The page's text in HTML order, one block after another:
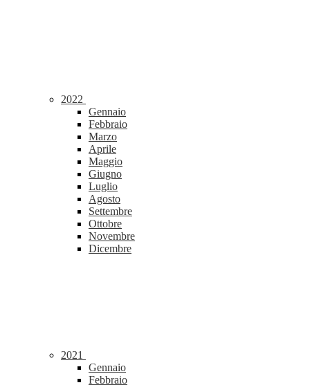
2022
Gennaio
Febbraio
Marzo
Aprile
Maggio
Giugno
Luglio
Agosto
Settembre
Ottobre
Novembre
Dicembre
2021
Gennaio
Febbraio